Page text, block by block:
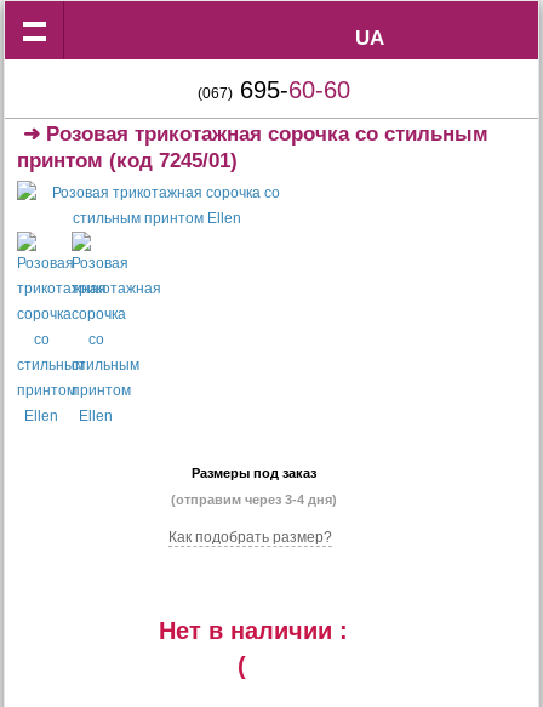
UA
UA
(067) 695-60-60
➜ Розовая трикотажная сорочка со стильным
принтом (код 7245/01)
Размеры под заказ
(отправим через 3-4 дня)
Как подобрать размер?
Нет в наличии :
(